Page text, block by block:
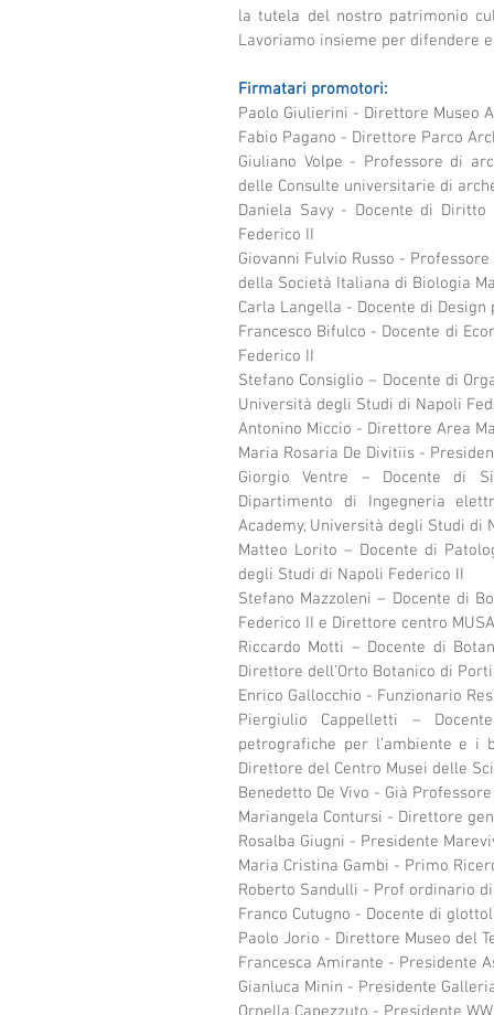
la tutela del nostro patrimonio
Lavoriamo insieme per difendere
Firmatari promotori:
Paolo Giulierini - Direttore Museo
Fabio Pagano - Direttore Parco
Giuliano Volpe - Professore di
delle Consulte universitarie di
Daniela Savy - Docente di
Federico II
Giovanni Fulvio Russo -
della Società Italiana di Biologia
Carla Langella - Docente di
Francesco Bifulco - Docente di
Federico II
Stefano Consiglio – Docente di
Università degli Studi di Napoli
Antonino Miccio - Direttore Area
Maria Rosaria De Divitiis -
Giorgio Ventre – Docente di
Dipartimento di Ingegneria
Academy, Università degli Studi di
Matteo Lorito – Docente di
degli Studi di Napoli Federico II
Stefano Mazzoleni – Docente di
Federico II e Direttore centro
Riccardo Motti – Docente di
Direttore dell’Orto Botanico di
Enrico Gallocchio - Funzionario
Piergiulio Cappelletti –
petrografiche per l’ambiente e i
Direttore del Centro Musei delle
Benedetto De Vivo - Già
Mariangela Contursi - Direttore
Rosalba Giugni - Presidente
Maria Cristina Gambi - Primo
Roberto Sandulli - Prof ordinario
Franco Cutugno - Docente di
Paolo Jorio - Direttore Museo del
Francesca Amirante - Presidente
Gianluca Minin - Presidente